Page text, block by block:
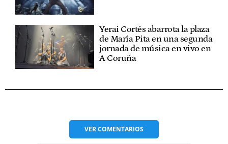
Yerai Cortés abarrota la plaza
de María Pita en una segunda
jornada de música en vivo en
A Coruña
VERCOMENTARIOS